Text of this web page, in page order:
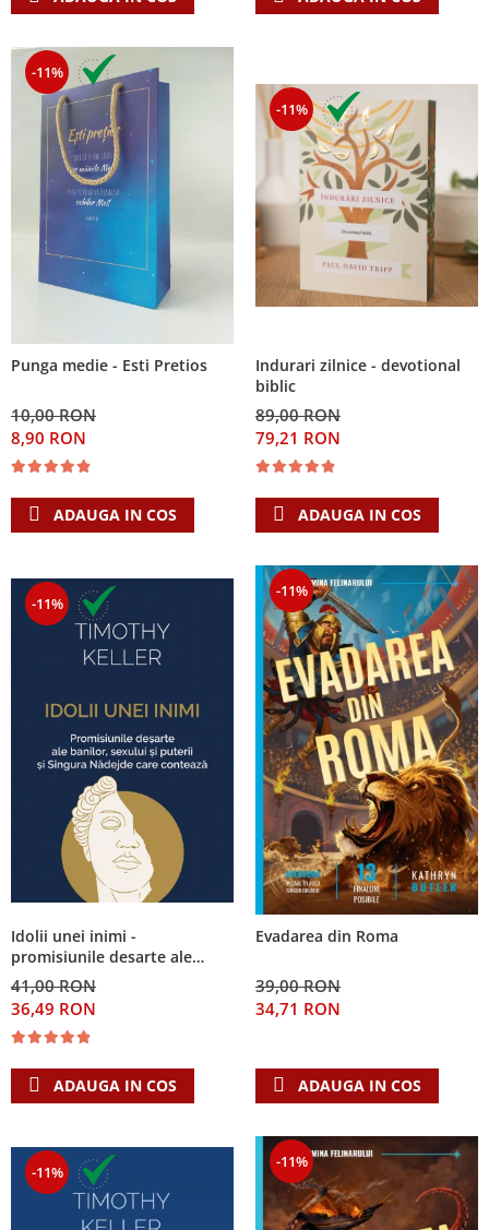
-11%
Punga medie - Esti Pretios
10,00 RON
8,90 RON
ADAUGA IN COS
-11%
Indurari zilnice - devotional
biblic
89,00 RON
79,21 RON
ADAUGA IN COS
-11%
Idolii unei inimi -
promisiunile desarte ale
banilor, sexului si puterii si
Singura Nadejde care
conteaza
41,00 RON
36,49 RON
ADAUGA IN COS
-11%
Evadarea din Roma
39,00 RON
34,71 RON
ADAUGA IN COS
-11%
-11%